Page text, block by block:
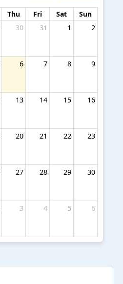
Thu Fri Sat
Sun
30 31 1 2
6 7 8 9
13 14 15 16
20 21 22 23
27 28 29 30
3 4 5 6